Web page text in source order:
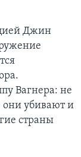
Джин
Вагнера: не
они убивают и
страны